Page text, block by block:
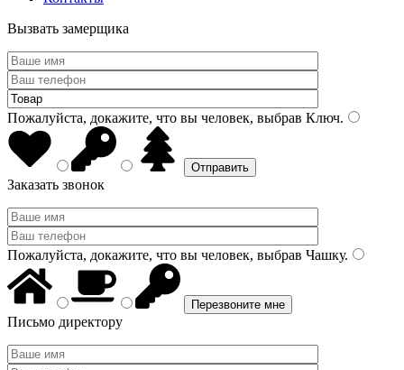
Вызвать замерщика
Пожалуйста, докажите, что вы человек, выбрав Ключ.
Заказать звонок
Пожалуйста, докажите, что вы человек, выбрав Чашку.
Письмо директору